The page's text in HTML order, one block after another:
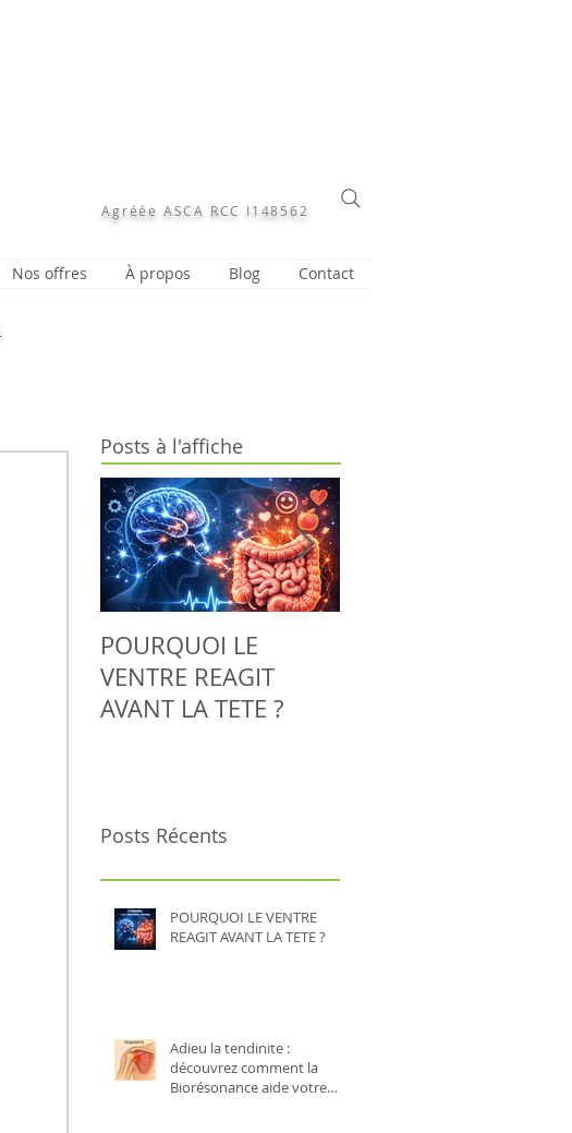
Agréée ASCA RCC I148562
Nos offres À propos Blog Contact
Posts à l'affiche
POURQUOI LE
VENTRE REAGIT
AVANT LA TETE ?
Posts Récents
POURQUOI LE VENTRE
REAGIT AVANT LA TETE ?
Adieu la tendinite :
découvrez comment la
Biorésonance aide votre